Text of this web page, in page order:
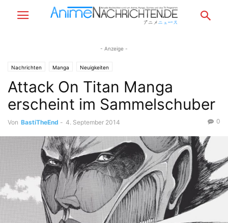
- Anzeige -
Nachrichten Manga Neuigkeiten
Attack On Titan Manga
erscheint im Sammelschuber
Von BastiTheEnd - 4. September 2014 0